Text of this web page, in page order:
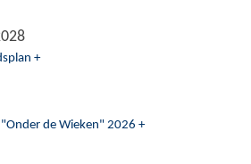
+
de Wieken" 2026 +